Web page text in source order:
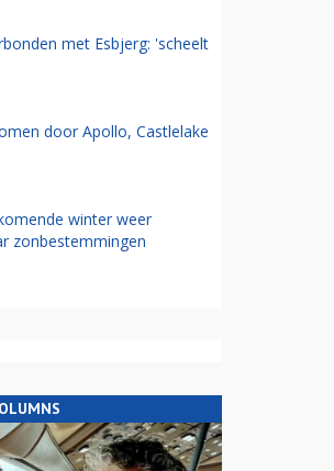
met Esbjerg: 'scheelt
door Apollo, Castlelake
winter weer
zonbestemmingen